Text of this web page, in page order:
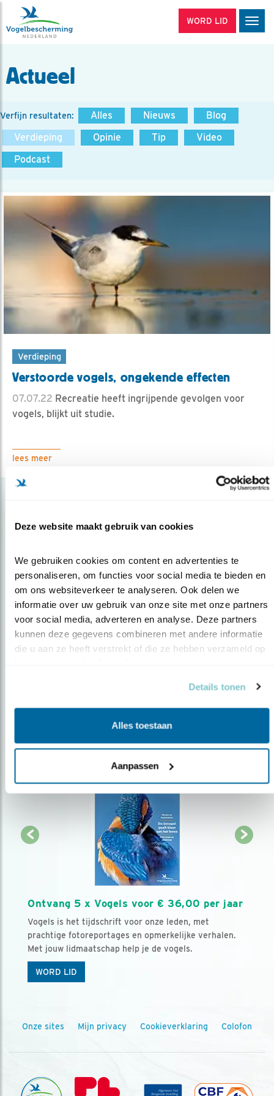
Deze website maakt gebruik van cookies
We gebruiken cookies om content en advertenties te
personaliseren, om functies voor social media te bieden en
om ons websiteverkeer te analyseren. Ook delen we
informatie over uw gebruik van onze site met onze partners
voor social media, adverteren en analyse. Deze partners
kunnen deze gegevens combineren met andere informatie
die u aan ze heeft verstrekt of die ze hebben verzameld op
Details tonen
Alles toestaan
Aanpassen
WORD LID
Actueel
Verfijn resultaten: Alles Nieuws
Blog
Verdieping
Opinie Tip
Video
Podcast
Verdieping
Verstoorde vogels, ongekende effecten
07.07.22 Recreatie heeft ingrijpende gevolgen voor
vogels, blijkt uit studie.
lees meer
Op de hoogte blijven?
Meld je aan en ontvang nieuws, inspiratie, acties en tips
over vogels en activiteiten van Vogelbescherming.
AANMELDEN VOGELNIEUWS
Ontvang 5 x Vogels voor € 36,00 per jaar
Vogels is het tijdschrift voor onze leden, met
prachtige fotoreportages en opmerkelijke verhalen.
Met jouw lidmaatschap help je de vogels.
WORD LID
Onze sites Mijn privacy Cookieverklaring Colofon